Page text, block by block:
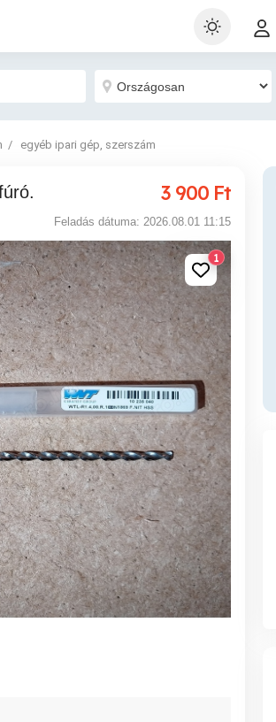
egyéb ipari gép, szerszám
3 900 Ft
Feladás dátuma: 2026.08.01 11:15
1